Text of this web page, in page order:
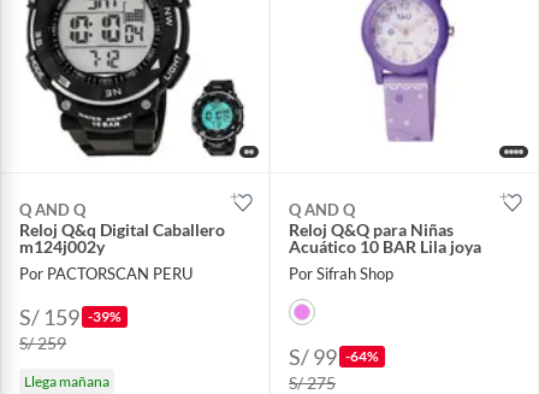
Q AND Q
Reloj Q&q Digital Caballero
m124j002y
Por PACTORSCAN PERU
S/ 159 -39%
S/ 259
Llega mañana
Q AND Q
Reloj Q&Q para Niñas
Acuático 10 BAR Lila joya
Por Sifrah Shop
S/ 99 -64%
S/ 275